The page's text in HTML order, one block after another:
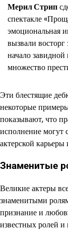
Мерил Стрип
спектакле
эмоциональная
вызвали
начало
множество
Эти блестящие
некоторые
показывают, что
исполнение могут
актерской карьеры
Знаменитые
Великие актеры
знаменитыми
признание и
известных ролей